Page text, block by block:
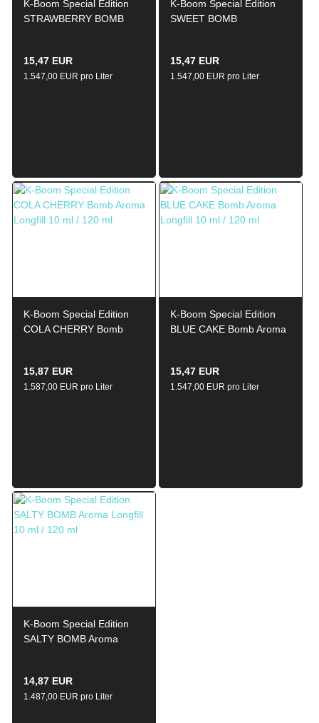
K-Boom Special Edition
STRAWBERRY BOMB
15,47 EUR
1.547,00 EUR pro Liter
K-Boom Special Edition
SWEET BOMB
15,47 EUR
1.547,00 EUR pro Liter
K-Boom Special Edition
COLA CHERRY Bomb
15,87 EUR
1.587,00 EUR pro Liter
K-Boom Special Edition
BLUE CAKE Bomb Aroma
15,47 EUR
1.547,00 EUR pro Liter
K-Boom Special Edition
SALTY BOMB Aroma
14,87 EUR
1.487,00 EUR pro Liter